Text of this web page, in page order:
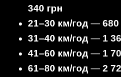
340 грн
21–30 км/год — 680
31–40 км/год — 1
41–60 км/год — 1
61–80 км/год — 2